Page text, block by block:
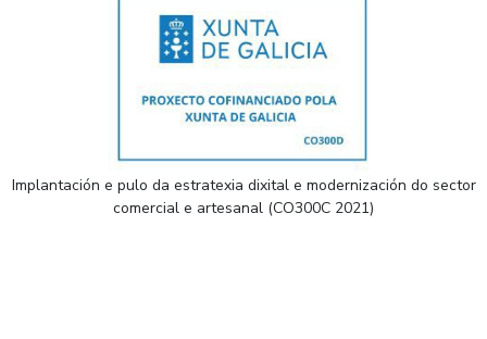
Implantación e pulo da estratexia dixital e modernización do sector
comercial e artesanal (CO300C 2021)